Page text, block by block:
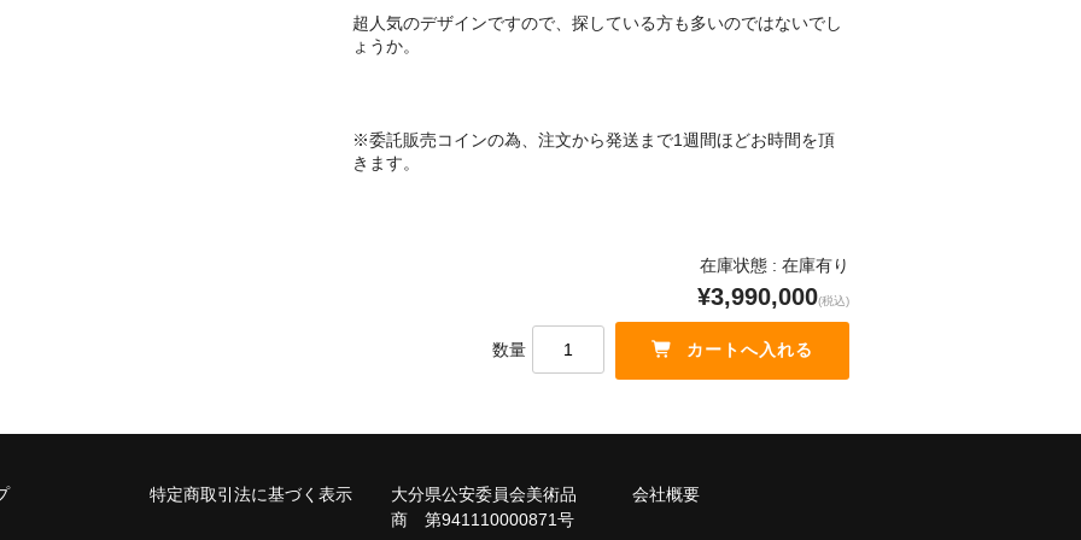
超人気のデザインですので、探している方も多いのではないでし
ょうか。
※委託販売コインの為、注文から発送まで1週間ほどお時間を頂
きます。
在庫状態 : 在庫有り
¥3,990,000(税込)
数量
特定商取引法に基づく表示
大分県公安委員会美術品
商 第941110000871号
会社概要